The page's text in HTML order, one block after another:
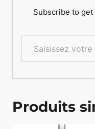
Subscribe to
Saisissez votre adresse e-mail…
Produits